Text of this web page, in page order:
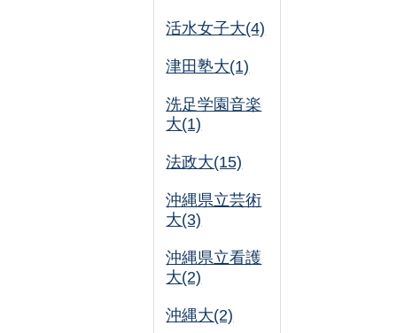
活水女子大(4)
津田塾大(1)
洗足学園音楽
大(1)
法政大(15)
沖縄県立芸術
大(3)
沖縄県立看護
大(2)
沖縄大(2)